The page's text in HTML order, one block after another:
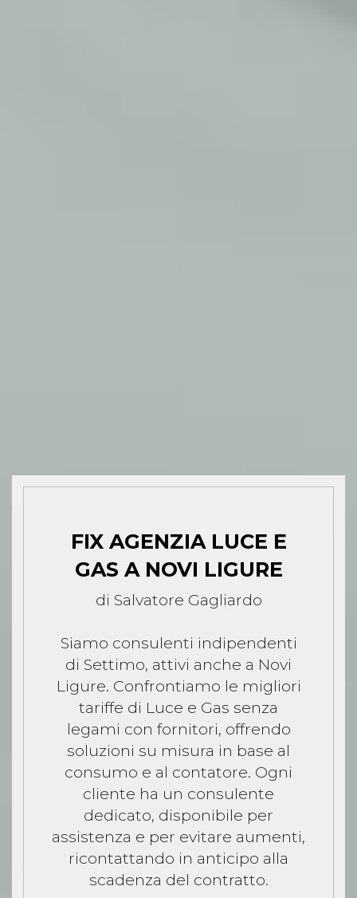
FIX AGENZIA LUCE E
GAS A NOVI LIGURE
di Salvatore Gagliardo
Siamo consulenti indipendenti
di Settimo, attivi anche a Novi
Ligure. Confrontiamo le migliori
tariffe di Luce e Gas senza
legami con fornitori, offrendo
soluzioni su misura in base al
consumo e al contatore. Ogni
cliente ha un consulente
dedicato, disponibile per
assistenza e per evitare aumenti,
ricontattando in anticipo alla
scadenza del contratto.